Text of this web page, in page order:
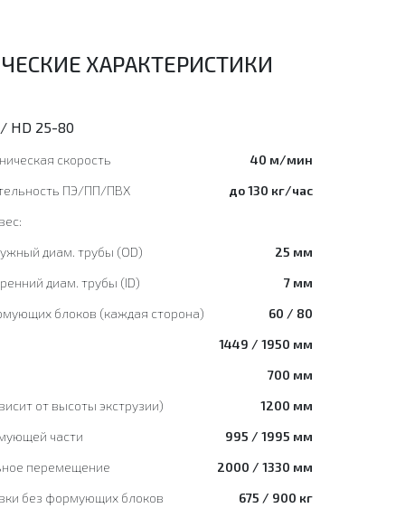
ХАРАКТЕРИСТИКИ
HD 25-80
скорость
40 м/мин
ПЭ/ПП/ПВХ
до 130 кг/час
диам. трубы (OD)
25 мм
диам. трубы (ID)
7 мм
блоков (каждая сторона)
60 / 80
1449 / 1950 мм
700 мм
от высоты экструзии)
1200 мм
части
995 / 1995 мм
перемещение
2000 / 1330 мм
без формующих блоков
675 / 900 кг